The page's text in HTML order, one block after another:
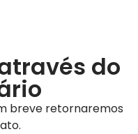
do
breve retornaremos